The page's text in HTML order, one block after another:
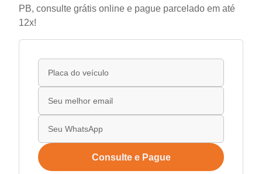
PB, consulte grátis online e pague parcelado em até
12x!
Consulte e Pague